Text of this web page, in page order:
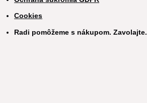
Cookies
Radi pomôžeme s nákupom. Zavolajte.